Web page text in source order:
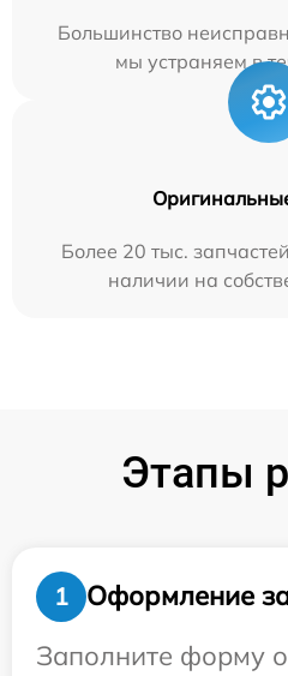
Большинство
мы устраняем в
Более 20 тыс.
наличии на
Этапы
1
Оформление
Заполните форму